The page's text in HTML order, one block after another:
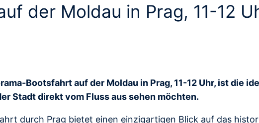
der Moldau in Prag, 11-12
Bootsfahrt auf der Moldau in Prag, 11-12 Uhr, ist die
Stadt direkt vom Fluss aus sehen möchten.
durch Prag bietet einen einzigartigen Blick auf das